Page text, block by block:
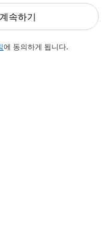
속하기
에 동의하게 됩니다.